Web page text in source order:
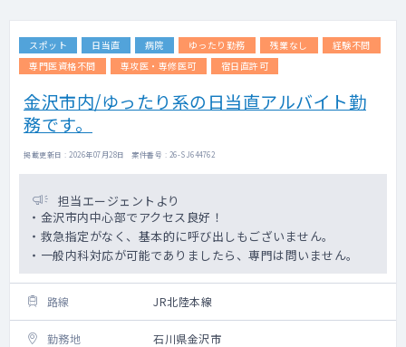
スポット 日当直 病院 ゆったり勤務 残業なし
経験不問
専門医資格不問
専攻医・専修医可 宿日直許可
金沢市内/ゆったり系の日当直アルバイト勤
務です。
掲載更新日 : 2026年07月28日 案件番号 : 26-SJ644762
担当エージェントより
・金沢市内中心部でアクセス良好！
・救急指定がなく、基本的に呼び出しもございません。
・一般内科対応が可能でありましたら、専門は問いません。
路線 JR北陸本線
勤務地 石川県金沢市